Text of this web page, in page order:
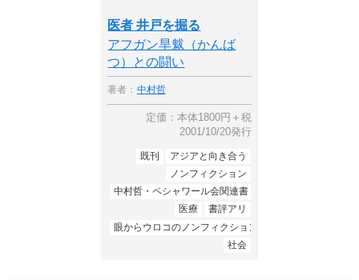
医者 井戸を掘る
アフガン旱魃（かんば
つ）との闘い
著者： 中村哲
定価：本体1800円＋税
2001/10/20発行
既刊
アジアと向き合う
ノンフィクション
中村哲・ペシャワール会関連書
医療
書評アリ
眼からウロコのノンフィクション
社会